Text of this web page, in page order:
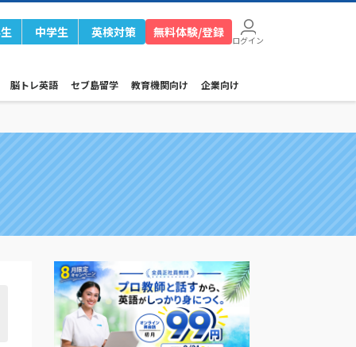
中学生 英検対策 無料体験/登録
ログイン
脳トレ英語 セブ島留学 教育機関向け 企業向け